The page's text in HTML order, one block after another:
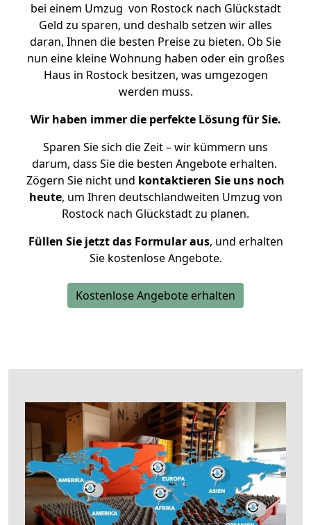
bei einem Umzug von Rostock nach Glückstadt
Geld zu sparen, und deshalb setzen wir alles
daran, Ihnen die besten Preise zu bieten. Ob Sie
nun eine kleine Wohnung haben oder ein großes
Haus in Rostock besitzen, was umgezogen
werden muss.
Wir haben immer die perfekte Lösung für Sie.
Sparen Sie sich die Zeit – wir kümmern uns
darum, dass Sie die besten Angebote erhalten.
Zögern Sie nicht und kontaktieren Sie uns noch
heute, um Ihren deutschlandweiten Umzug von
Rostock nach Glückstadt zu planen.
Füllen Sie jetzt das Formular aus, und erhalten
Sie kostenlose Angebote.
Kostenlose Angebote erhalten